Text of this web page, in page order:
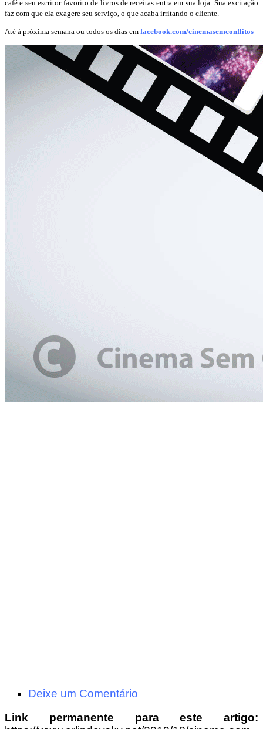
café e seu escritor favorito de livros de receitas entra em sua loja. Sua excitação
faz com que ela exagere seu serviço, o que acaba irritando o cliente.
Até à próxima semana ou todos os dias em facebook.com/cinemasemconflitos
Deixe um Comentário
Link permanente para este artigo: